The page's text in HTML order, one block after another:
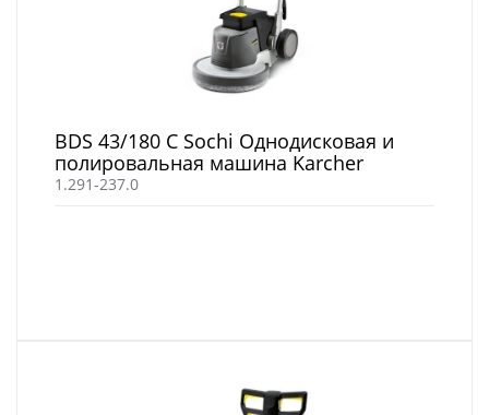
BDS 43/180 C Sochi Однодисковая и
полировальная машина Karcher
1.291-237.0